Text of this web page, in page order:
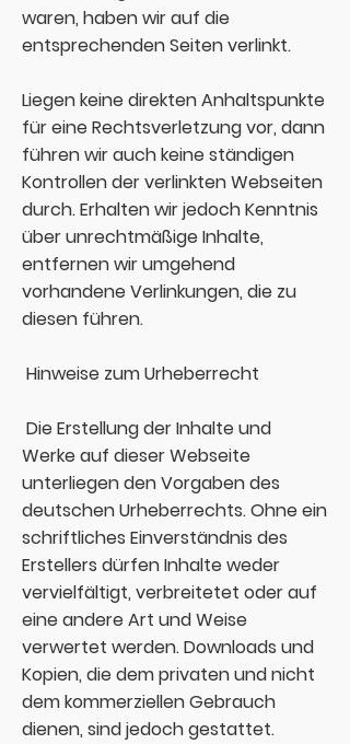
waren, haben wir auf die
entsprechenden Seiten verlinkt.
Liegen keine direkten Anhaltspunkte
für eine Rechtsverletzung vor, dann
führen wir auch keine ständigen
Kontrollen der verlinkten Webseiten
durch. Erhalten wir jedoch Kenntnis
über unrechtmäßige Inhalte,
entfernen wir umgehend
vorhandene Verlinkungen, die zu
diesen führen.
Hinweise zum Urheberrecht
Die Erstellung der Inhalte und
Werke auf dieser Webseite
unterliegen den Vorgaben des
deutschen Urheberrechts. Ohne ein
schriftliches Einverständnis des
Erstellers dürfen Inhalte weder
vervielfältigt, verbreitetet oder auf
eine andere Art und Weise
verwertet werden. Downloads und
Kopien, die dem privaten und nicht
dem kommerziellen Gebrauch
dienen, sind jedoch gestattet.